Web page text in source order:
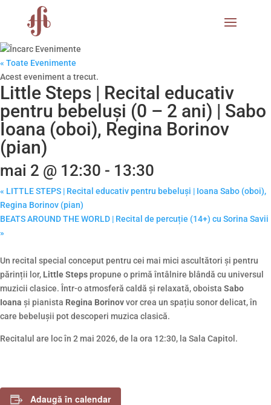
« Toate Evenimente
Acest eveniment a trecut.
Little Steps | Recital educativ
pentru bebeluși (0 – 2 ani) | Sabo
Ioana (oboi), Regina Borinov
(pian)
mai 2 @ 12:30 - 13:30
« LITTLE STEPS | Recital educativ pentru bebeluși | Ioana Sabo (oboi),
Regina Borinov (pian)
BEATS AROUND THE WORLD | Recital de percuție (14+) cu Sorina Savii
»
Un recital special conceput pentru cei mai mici ascultători și pentru
părinții lor, Little Steps propune o primă întâlnire blândă cu universul
muzicii clasice. Într-o atmosferă caldă și relaxată, oboista Sabo
Ioana și pianista Regina Borinovvor crea un spațiu sonor delicat, în
care bebelușii pot descoperi muzica clasică.
Recitalul are loc în 2 mai 2026, de la ora 12:30, la Sala Capitol.
Adaugă în calendar